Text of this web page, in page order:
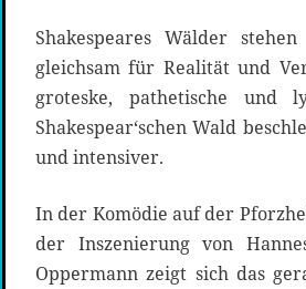
Shakespeares Wälder
gleichsam für Realität und
groteske, pathetische
Shakespear‘schen Wald
und intensiver.
In der Komödie auf der
der Inszenierung von
Oppermann zeigt sich das